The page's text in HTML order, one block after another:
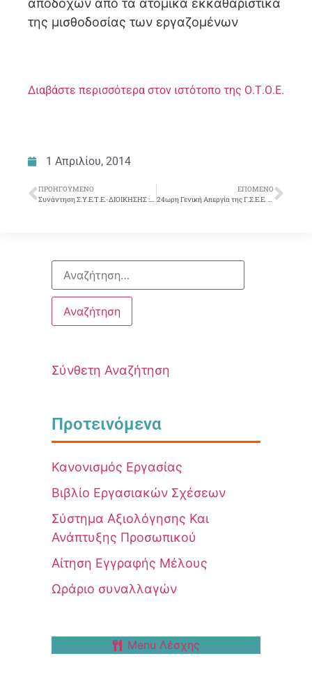
αποδοχών από τα ατομικά εκκαθαριστικά
της μισθοδοσίας των εργαζομένων
Διαβάστε περισσότερα στον ιστότοπο της Ο.Τ.Ο.Ε.
1 Απριλίου, 2014
ΠΡΟΗΓΟΎΜΕΝΟ
Συνάντηση Σ.Υ.Ε.Τ.Ε.-ΔΙΟΙΚΗΣΗΣ : Υπερωρίες -Προσλήψεις-Οδοιπορικά-Προαγωγές- Τοποθετήσεις- Μετατάξεις
ΕΠΌΜΕΝΟ
24ωρη Γενική Απεργία της Γ.Σ.Ε.Ε. Τετάρτη 9 Απριλίου 2014
Σύνθετη Αναζήτηση
Προτεινόμενα
Κανονισμός Εργασίας
Βιβλίο Εργασιακών Σχέσεων
Σύστημα Αξιολόγησης Και
Ανάπτυξης Προσωπικού
Αίτηση Εγγραφής Μέλους
Ωράριο συναλλαγών
Menu Λέσχης